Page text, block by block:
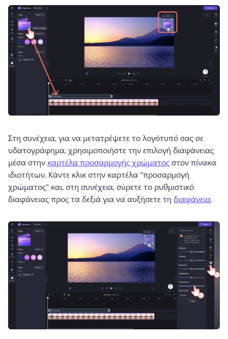
Στη συνέχεια, για να μετατρέψετε το λογότυπό σας σε
υδατογράφημα, χρησιμοποιήστε την επιλογή διαφάνειας
μέσα στην καρτέλα προσαρμογής χρώματος στον πίνακα
ιδιοτήτων. Κάντε κλικ στην καρτέλα "προσαρμογή
χρώματος" και, στη συνέχεια, σύρετε το ρυθμιστικό
διαφάνειας προς τα δεξιά για να αυξήσετε τη διαφάνεια.